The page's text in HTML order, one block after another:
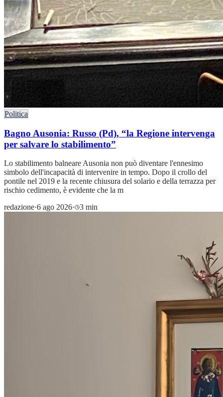
Politica
Bagno Ausonia: Russo (Pd), “la Regione intervenga
per salvare lo stabilimento”
Lo stabilimento balneare Ausonia non può diventare l'ennesimo
simbolo dell'incapacità di intervenire in tempo. Dopo il crollo del
pontile nel 2019 e la recente chiusura del solario e della terrazza per
rischio cedimento, è evidente che la m
redazione·6 ago 2026· 3 min